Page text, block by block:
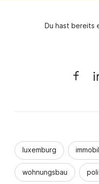
Du hast bereits
luxemburg
wohnungsbau